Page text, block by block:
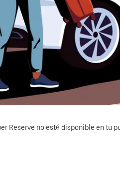
Reserve no esté disponible en tu